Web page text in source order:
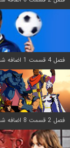
فصل 4 قسمت 1 اضافه شد
فصل 2 قسمت 8 اضافه شد